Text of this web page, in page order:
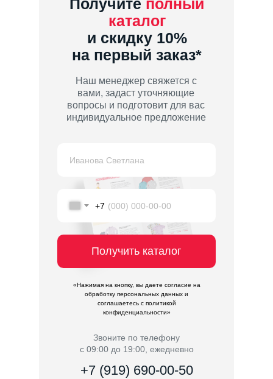
+7
Получить каталог
Звоните по телефону
с 09:00 до 19:00, ежедневно
+7 (919) 690-00-50
«Нажимая на кнопку, вы даете согласие на
обработку персональных данных и
соглашаетесь c политикой
конфиденциальности»
Наш менеджер свяжется с
вами, задаст уточняющие
вопросы и подготовит для вас
индивидуальное предложение
Получите полный
каталог
и скидку 10%
на первый заказ*